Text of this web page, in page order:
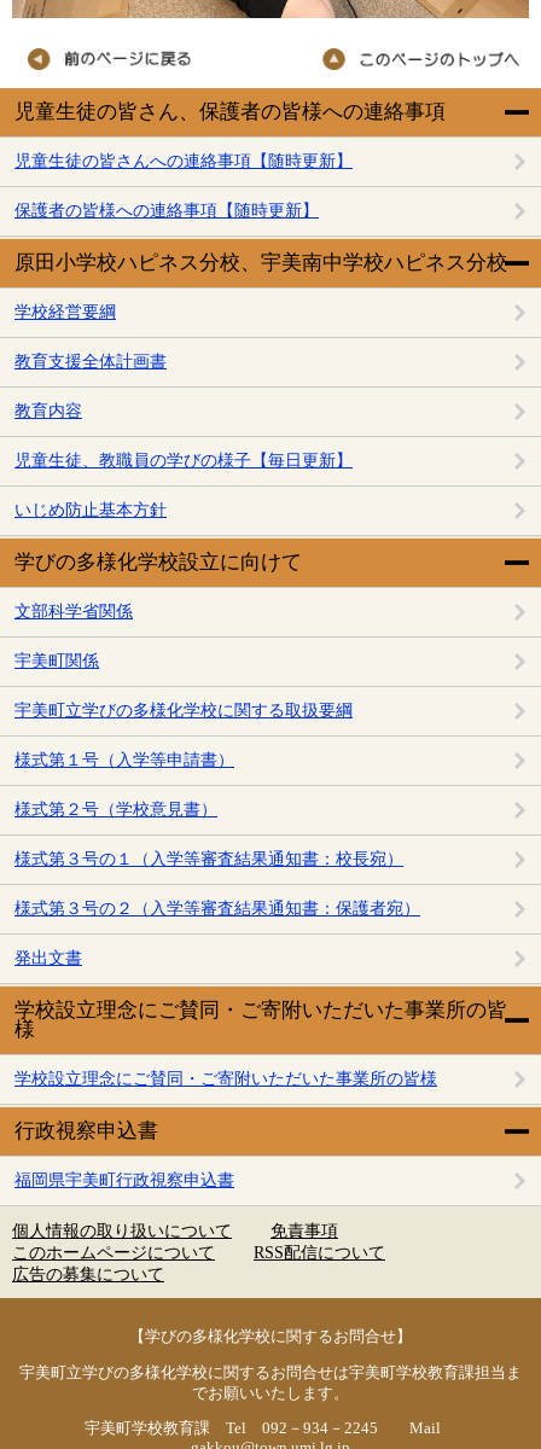
児童生徒の皆さん、保護者の皆様への連絡事項
児童生徒の皆さんへの連絡事項【随時更新】
保護者の皆様への連絡事項【随時更新】
原田小学校ハピネス分校、宇美南中学校ハピネス分校
学校経営要綱
教育支援全体計画書
教育内容
児童生徒、教職員の学びの様子【毎日更新】
いじめ防止基本方針
学びの多様化学校設立に向けて
文部科学省関係
宇美町関係
宇美町立学びの多様化学校に関する取扱要綱
様式第１号（入学等申請書）
様式第２号（学校意見書）
様式第３号の１（入学等審査結果通知書：校長宛）
様式第３号の２（入学等審査結果通知書：保護者宛）
発出文書
学校設立理念にご賛同・ご寄附いただいた事業所の皆
様
学校設立理念にご賛同・ご寄附いただいた事業所の皆様
行政視察申込書
福岡県宇美町行政視察申込書
個人情報の取り扱いについて
免責事項
このホームページについて
RSS配信について
広告の募集について
【学びの多様化学校に関するお問合せ】
宇美町立学びの多様化学校に関するお問合せは宇美町学校教育課担当ま
でお願いいたします。
宇美町学校教育課 Tel 092－934－2245 Mail